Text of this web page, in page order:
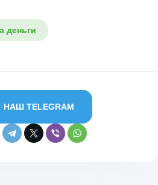
деньги
НАШ TELEGRAM